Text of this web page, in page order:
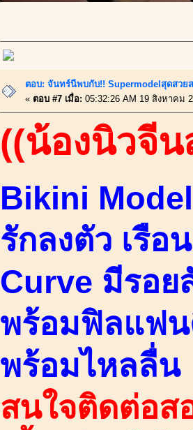
ตอบ: จันทร์นีพบกับ!! Supermodelสุดสวย
« ตอบ #7 เมื่อ: 05:32:26 AM 19 สิงหาคม
((น้องนิวจีน
Bikini
รักลงตัว เรือ
Curve มีรอย
พร้อมฟิลแฟน
พร้อมไหลลื่น
สนใจติดต่อส